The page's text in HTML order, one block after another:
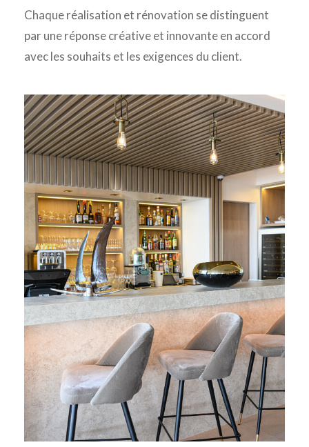
Chaque réalisation et rénovation se distinguent
par une réponse créative et innovante en accord
avec les souhaits et les exigences du client.